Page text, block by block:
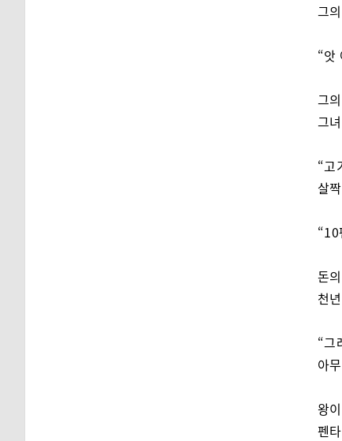
그
“
그
그
“고
살
돈
천
“그
아
왕
펜